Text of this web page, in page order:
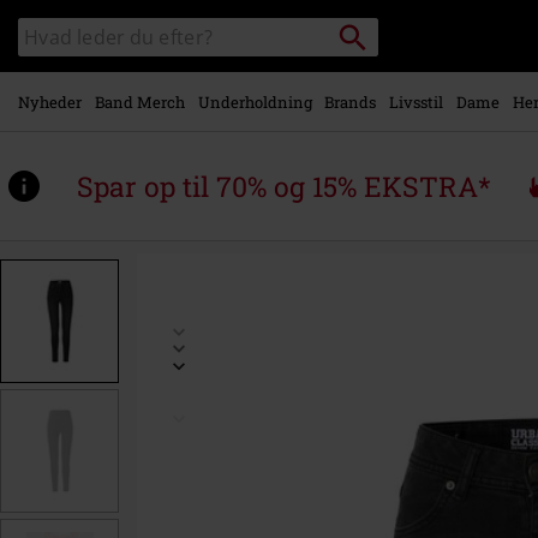
Gå til
hovedindhold
Søg
sortiment
Søg
Nyheder Band Merch Underholdning Brands Livsstil Dame
Spar op til 70% og 15% EKSTRA*
www.emp-
p/dame-
596910.html